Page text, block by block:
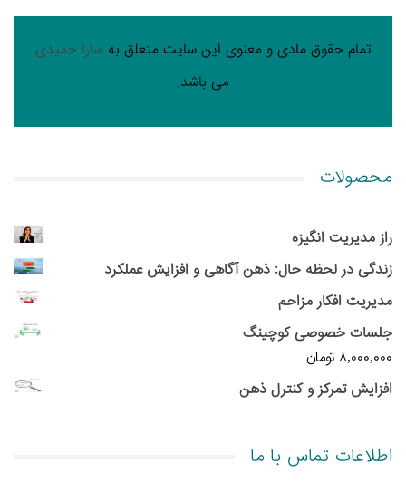
تمام حقوق مادی و معنوی این سایت متعلق به سارا حمیدی
می باشد.
محصولات
راز مدیریت انگیزه
زندگی در لحظه حال: ذهن آگاهی و افزایش عملکرد
مدیریت افکار مزاحم
جلسات خصوصی کوچینگ
۸,۰۰۰,۰۰۰ تومان
افزایش تمرکز و کنترل ذهن
اطلاعات تماس با ما